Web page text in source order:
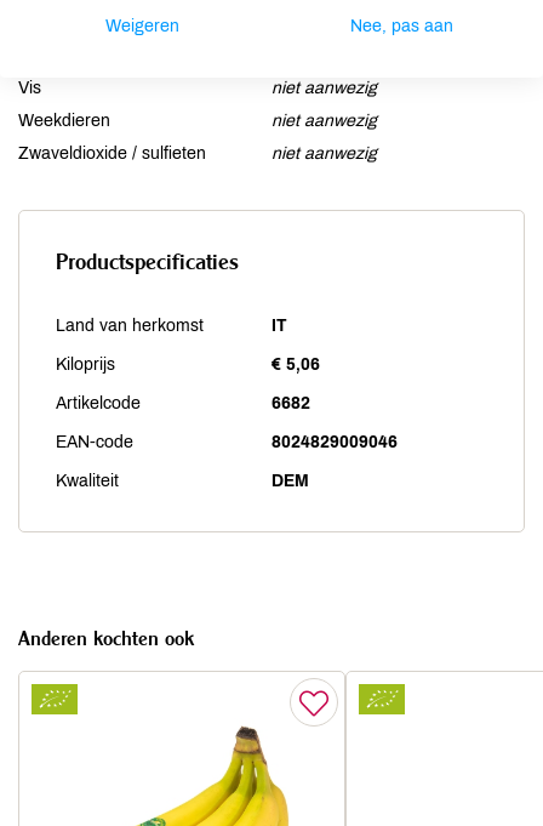
niet aanwezig
Vis
niet aanwezig
Weekdieren
niet aanwezig
Zwaveldioxide / sulfieten
niet aanwezig
Productspecificaties
Land van herkomst IT
Kiloprijs € 5,06
Artikelcode 6682
EAN-code 8024829009046
Kwaliteit DEM
Anderen kochten ook
Weigeren Nee, pas aan